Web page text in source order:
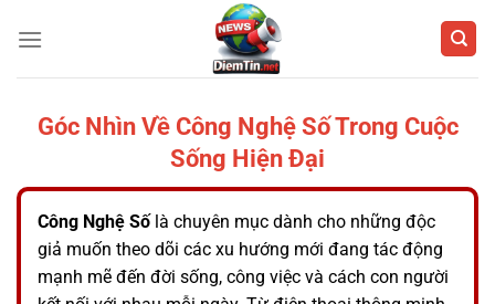
qua
Góc Nhìn Về Công Nghệ Số Trong Cuộc
Sống Hiện Đại
Công Nghệ Số là chuyên mục dành cho những độc
giả muốn theo dõi các xu hướng mới đang tác động
mạnh mẽ đến đời sống, công việc và cách con người